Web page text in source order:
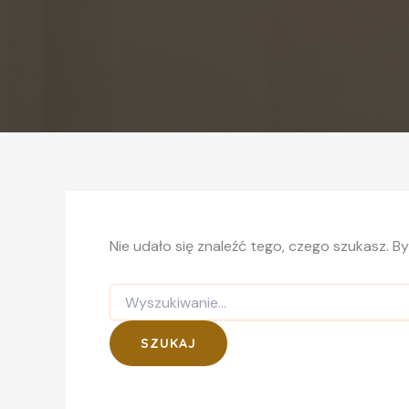
Nie udało się znaleźć tego, czego szukasz.
Szukaj
dla: